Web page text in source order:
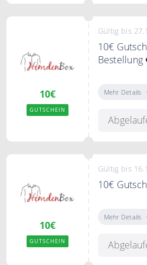
10€
GUTSCHEIN
Gültig bis
10€
Ihre
Mehr Details
10€
GUTSCHEIN
Gültig bis
10€
Ihren
Mehr Details